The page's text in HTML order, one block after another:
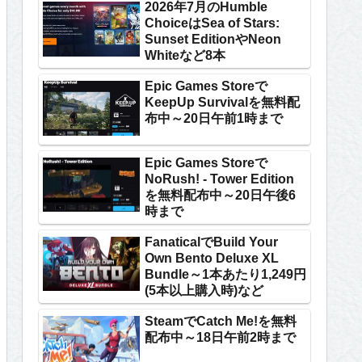
2026年7月のHumble
ChoiceはSea of Stars:
Sunset EditionやNeon
Whiteなど8本
Epic Games Storeで
KeepUp Survivalを無料配
布中～20日午前1時まで
Epic Games Storeで
NoRush! - Tower Edition
を無料配布中～20日午後6
時まで
FanaticalでBuild Your
Own Bento Deluxe XL
Bundle～1本あたり1,249円
(5本以上購入時)など
SteamでCatch Me!を無料
配布中～18日午前2時まで